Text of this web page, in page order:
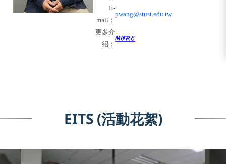
E-
mail ：
pwang@stust.edu.tw
更多介
紹：
EITS (活動花絮)